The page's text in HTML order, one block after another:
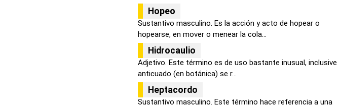
Hopeo
Sustantivo masculino. Es la acción y acto de hopear o
hopearse, en mover o menear la cola...
Hidrocaulio
Adjetivo. Este término es de uso bastante inusual, inclusive
anticuado (en botánica) se r...
Heptacordo
Sustantivo masculino. Este término hace referencia a una